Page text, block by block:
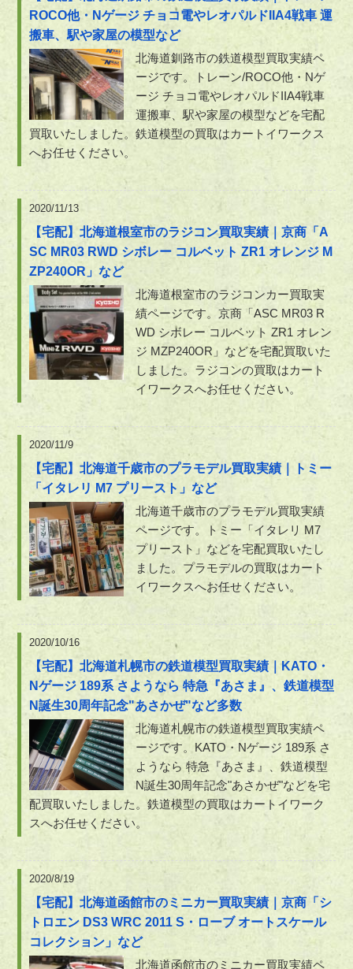
ROCO他・Nゲージ チョコ電やレオパルドIIA4戦車 運
搬車、駅や家屋の模型など
北海道釧路市の鉄道模型買取実績ペ
ージです。トレーン/ROCO他・Nゲ
ージ チョコ電やレオパルドIIA4戦車
運搬車、駅や家屋の模型などを宅配
買取いたしました。鉄道模型の買取はカートイワークス
へお任せください。
2020/11/13
【宅配】北海道根室市のラジコン買取実績｜京商「A
SC MR03 RWD シボレー コルベット ZR1 オレンジ M
ZP240OR」など
北海道根室市のラジコンカー買取実
績ページです。京商「ASC MR03 R
WD シボレー コルベット ZR1 オレン
ジ MZP240OR」などを宅配買取いた
しました。ラジコンの買取はカート
イワークスへお任せください。
2020/11/9
【宅配】北海道千歳市のプラモデル買取実績｜トミー
「イタレリ M7 プリースト」など
北海道千歳市のプラモデル買取実績
ページです。トミー「イタレリ M7
プリースト」などを宅配買取いたし
ました。プラモデルの買取はカート
イワークスへお任せください。
2020/10/16
【宅配】北海道札幌市の鉄道模型買取実績｜KATO・
Nゲージ 189系 さようなら 特急『あさま』、鉄道模型
N誕生30周年記念"あさかぜ"など多数
北海道札幌市の鉄道模型買取実績ペ
ージです。KATO・Nゲージ 189系 さ
ようなら 特急『あさま』、鉄道模型
N誕生30周年記念"あさかぜ"などを宅
配買取いたしました。鉄道模型の買取はカートイワーク
スへお任せください。
2020/8/19
【宅配】北海道函館市のミニカー買取実績｜京商「シ
トロエン DS3 WRC 2011 S・ローブ オートスケール
コレクション」など
北海道函館市のミニカー買取実績ペ